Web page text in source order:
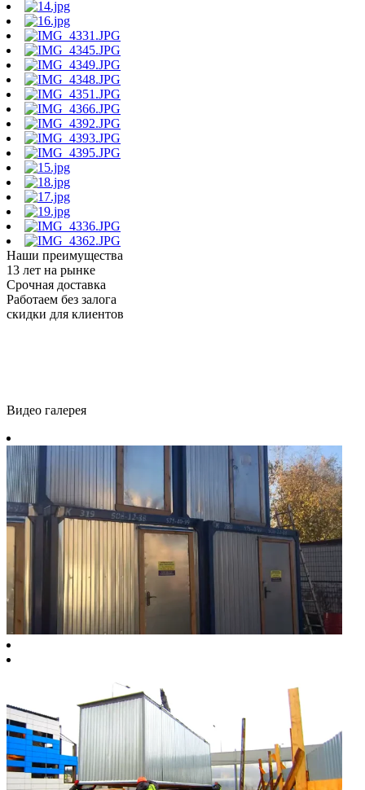
Наши преимущества
13 лет на рынке
Срочная доставка
Работаем без залога
скидки для клиентов
Видео галерея